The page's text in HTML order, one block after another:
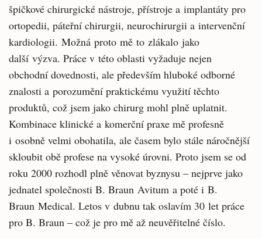
špičkové chirurgické nástroje, přístroje a implantáty pro
ortopedii, páteřní chirurgii, neurochirurgii a intervenční
kardiologii. Možná proto mě to zlákalo jako
další výzva. Práce v této oblasti vyžaduje nejen
obchodní dovednosti, ale především hluboké odborné
znalosti a porozumění praktickému využití těchto
produktů, což jsem jako chirurg mohl plně uplatnit.
Kombinace klinické a komerční praxe mě profesně
i osobně velmi obohatila, ale časem bylo stále náročnější
skloubit obě profese na vysoké úrovni. Proto jsem se od
roku 2000 rozhodl plně věnovat byznysu – nejprve jako
jednatel společnosti B. Braun Avitum a poté i B.
Braun Medical. Letos v dubnu tak oslavím 30 let práce
pro B. Braun – což je pro mě až neuvěřitelné číslo.